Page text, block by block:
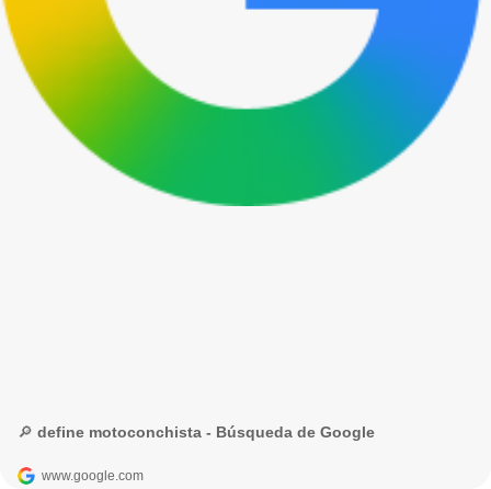
🔎 define motoconchista - Búsqueda de Google
www.google.com